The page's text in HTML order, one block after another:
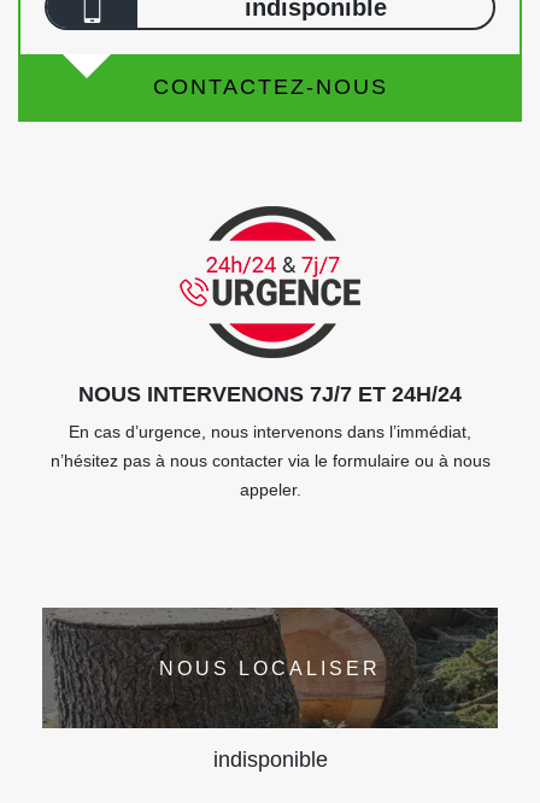
indisponible
CONTACTEZ-NOUS
NOUS INTERVENONS 7J/7 ET 24H/24
En cas d’urgence, nous intervenons dans l’immédiat,
n’hésitez pas à nous contacter via le formulaire ou à nous
appeler.
NOUS LOCALISER
indisponible